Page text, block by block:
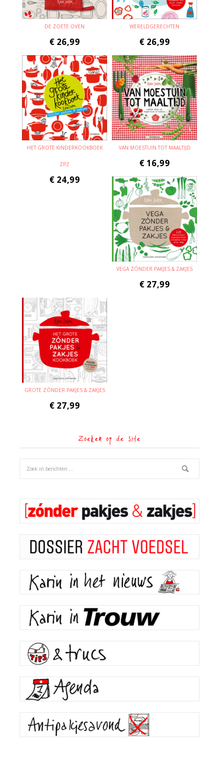
DE ZOETE OVEN
€ 26,99
WERELDGERECHTEN
€ 26,99
HET GROTE KINDERKOOKBOEK
ZPZ
€ 24,99
VAN MOESTUIN TOT MAALTIJD
€ 16,99
VEGA ZÓNDER PAKJES & ZAKJES
€ 27,99
GROTE ZÓNDER PAKJES & ZAKJES
€ 27,99
Zoeken op de site